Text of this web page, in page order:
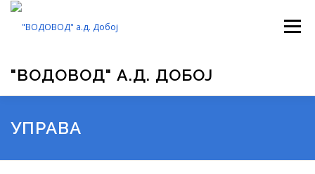
Skip
content
"ВОДОВОД" А.Д. ДОБОЈ
Menu
ВОДОВОД
УПРАВА